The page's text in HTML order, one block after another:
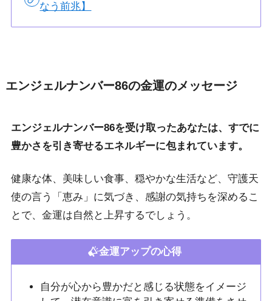
なう前兆】
エンジェルナンバー86の金運のメッセージ
エンジェルナンバー86を受け取ったあなたは、すでに
豊かさを引き寄せるエネルギーに包まれています。
健康な体、美味しい食事、穏やかな生活など、守護天
使の言う「恵み」に気づき、感謝の気持ちを深めるこ
とで、金運は自然と上昇するでしょう。
金運アップの心得
自分が心から豊かだと感じる状態をイメージ